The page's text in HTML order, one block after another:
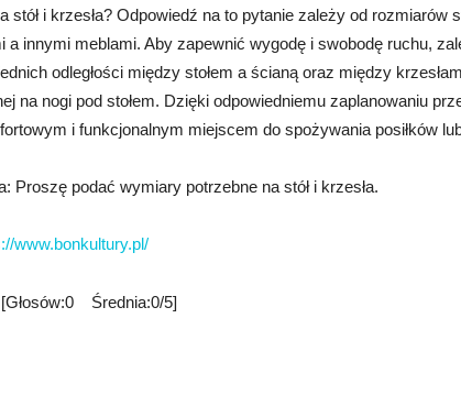
stół i krzesła? Odpowiedź na to pytanie zależy od rozmiarów
a innymi meblami. Aby zapewnić wygodę i swobodę ruchu,
odległości między stołem a ścianą oraz między
na nogi pod stołem. Dzięki odpowiedniemu zaplanowaniu
i funkcjonalnym miejscem do spożywania posiłków
Proszę podać wymiary potrzebne na stół i krzesła.
www.bonkultury.pl/
[Głosów:0 Średnia:0/5]